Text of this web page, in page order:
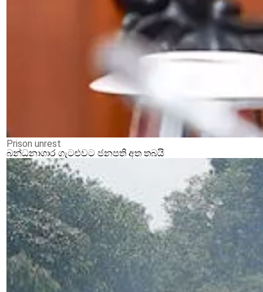
Prison unrest
බන්ධනාගාර ගැටළුවට ජනපති අත තබයි